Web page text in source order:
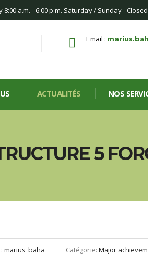
8:00 a.m. - 6:00 p.m. Saturday / Sunday - Closed
Email :
ACTUALITÉS NOS
5
marius_baha Catégorie: Major